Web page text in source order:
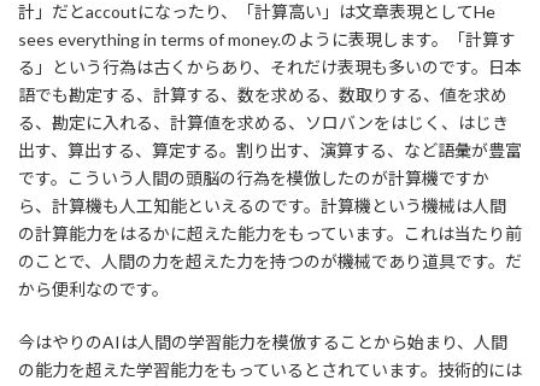
計」だとaccoutになったり、「計算高い」は文章表現としてHe
sees everything in terms of money.のように表現します。「計算す
る」という行為は古くからあり、それだけ表現も多いのです。日本
語でも勘定する、計算する、数を求める、数取りする、値を求め
る、勘定に入れる、計算値を求める、ソロバンをはじく、はじき
出す、算出する、算定する。割り出す、演算する、など語彙が豊富
です。こういう人間の頭脳の行為を模倣したのが計算機ですか
ら、計算機も人工知能といえるのです。計算機という機械は人間
の計算能力をはるかに超えた能力をもっています。これは当たり前
のことで、人間の力を超えた力を持つのが機械であり道具です。だ
から便利なのです。
今はやりのAIは人間の学習能力を模倣することから始まり、人間
の能力を超えた学習能力をもっているとされています。技術的には